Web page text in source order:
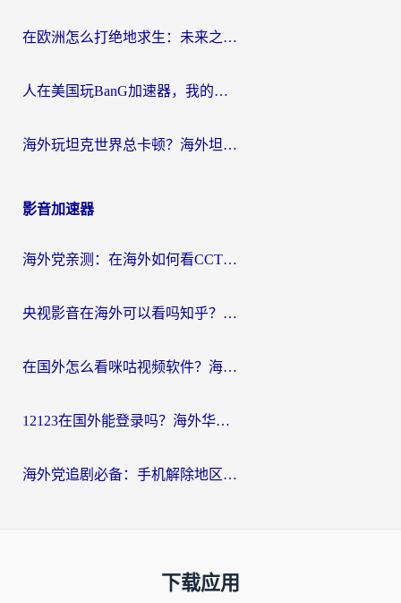
在欧洲怎么打绝地求生：未来之役不卡？留学生亲测的加速器避坑指南
人在美国玩BanG加速器，我的延迟终于绿了
海外玩坦克世界总卡顿？海外坦克世界加速器有哪些？实测好用的选择在这里
影音加速器
海外党亲测：在海外如何看CCTV？告别“仅限大陆播放”的实用指南
央视影音在海外可以看吗知乎？留学生亲测：3步解决地域限制+追剧自由
在国外怎么看咪咕视频软件？海外党亲测有效的回国加速方案
12123在国外能登录吗？海外华人必看的回国加速实用指南
海外党追剧必备：手机解除地区限制app怎么选？解决央视视频&国内剧地区限制全指南
下载应用